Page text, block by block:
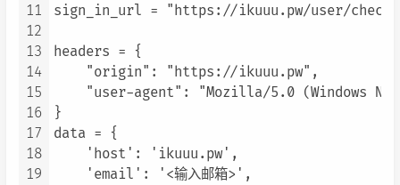
11
12
13
14
15
16
17
18
19
sign_in_url = "https://ikuuu.pw/user/
headers = {
    "origin": "https://ikuuu.pw",
"user-agent": "Mozilla/5.0 (Windows
}
data = {
    'host': 'ikuuu.pw',
    'email': '<输入邮箱>',